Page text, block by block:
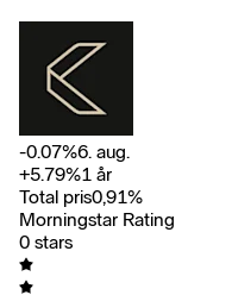
-0.07%6. aug.
+5.79%1 år
Total pris0,91%
Morningstar Rating
0 stars